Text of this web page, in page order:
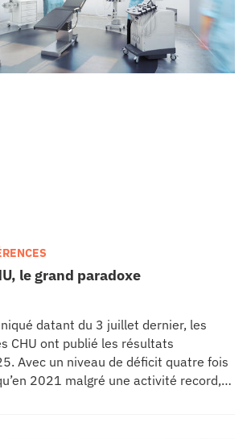
le grand paradoxe
datant du 3 juillet dernier, les
CHU ont publié les résultats
Avec un niveau de déficit quatre fois
2021 malgré une activité record,